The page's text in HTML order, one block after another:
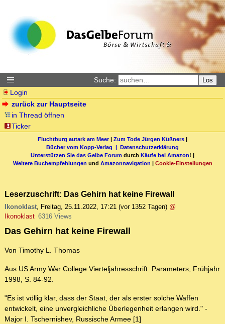
Suche: Los
Login
zurück zur Hauptseite
in Thread öffnen
Ticker
Fluchtburg autark am Meer| Zum Tode Jürgen Küßners |
Bücher vom Kopp-Verlag | Datenschutzerklärung
Unterstützen Sie das Gelbe Forum durch Käufe bei Amazon! |
Weitere Buchempfehlungen und Amazonnavigation | Cookie-Einstellungen
Leserzuschrift: Das Gehirn hat keine Firewall
Ikonoklast, Freitag, 25.11.2022, 17:21 (vor 1352 Tagen) @
Ikonoklast 6316 Views
Das Gehirn hat keine Firewall
Von Timothy L. Thomas
Aus US Army War College Vierteljahresschrift: Parameters, Frühjahr
1998, S. 84-92.
"Es ist völlig klar, dass der Staat, der als erster solche Waffen
entwickelt, eine unvergleichliche Überlegenheit erlangen wird." -
Major I. Tschernishev, Russische Armee [1]